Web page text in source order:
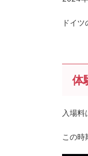
ドイ
体
入場料
この時